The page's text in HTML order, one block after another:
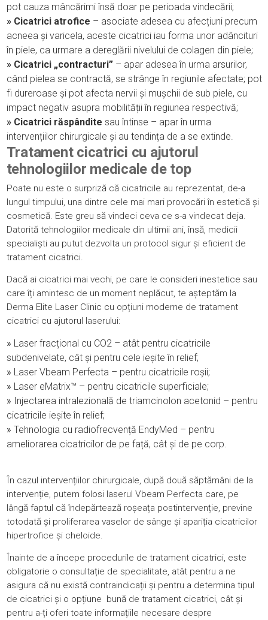
pot cauza mâncărimi însă doar pe perioada vindecării;
» Cicatrici atrofice – asociate adesea cu afecțiuni precum
acneea și varicela, aceste cicatrici iau forma unor adâncituri
în piele, ca urmare a dereglării nivelului de colagen din piele;
» Cicatrici „contracturi”– apar adesea în urma arsurilor,
când pielea se contractă, se strânge în regiunile afectate; pot
fi dureroase și pot afecta nervii și mușchii de sub piele, cu
impact negativ asupra mobilității în regiunea respectivă;
» Cicatrici răspândite sau întinse – apar în urma
intervențiilor chirurgicale și au tendința de a se extinde.
Tratament cicatrici cu ajutorul
tehnologiilor medicale de top
Poate nu este o surpriză că cicatricile au reprezentat, de-a
lungul timpului, una dintre cele mai mari provocări în estetică și
cosmetică. Este greu să vindeci ceva ce s-a vindecat deja.
Datorită tehnologiilor medicale din ultimii ani, însă, medicii
specialiști au putut dezvolta un protocol sigur și eficient de
tratament cicatrici.
Dacă ai cicatrici mai vechi, pe care le consideri inestetice sau
care îți amintesc de un moment neplăcut, te așteptăm la
Derma Elite Laser Clinic cu opțiuni moderne de tratament
cicatrici cu ajutorul laserului:
» Laser fracțional cu CO2 – atât pentru cicatricile
subdenivelate, cât și pentru cele ieșite în relief;
» Laser Vbeam Perfecta – pentru cicatricile roșii;
» Laser eMatrix™ – pentru cicatricile superficiale;
» Injectarea intralezională de triamcinolon acetonid – pentru
cicatricile ieșite în relief;
» Tehnologia cu radiofrecvență EndyMed – pentru
ameliorarea cicatricilor de pe față, cât și de pe corp.
În cazul intervențiilor chirurgicale, după două săptămâni de la
intervenție, putem folosi laserul Vbeam Perfecta care, pe
lângă faptul că îndepărtează roșeața postintervenție, previne
totodată și proliferarea vaselor de sânge și apariția cicatricilor
hipertrofice și cheloide.
Înainte de a începe procedurile de tratament cicatrici, este
obligatorie o consultație de specialitate, atât pentru a ne
asigura că nu există contraindicații și pentru a determina tipul
de cicatrici și o opțiune bună de tratament cicatrici, cât și
pentru a-ți oferi toate informațiile necesare despre